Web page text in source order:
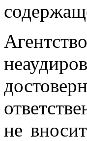
не